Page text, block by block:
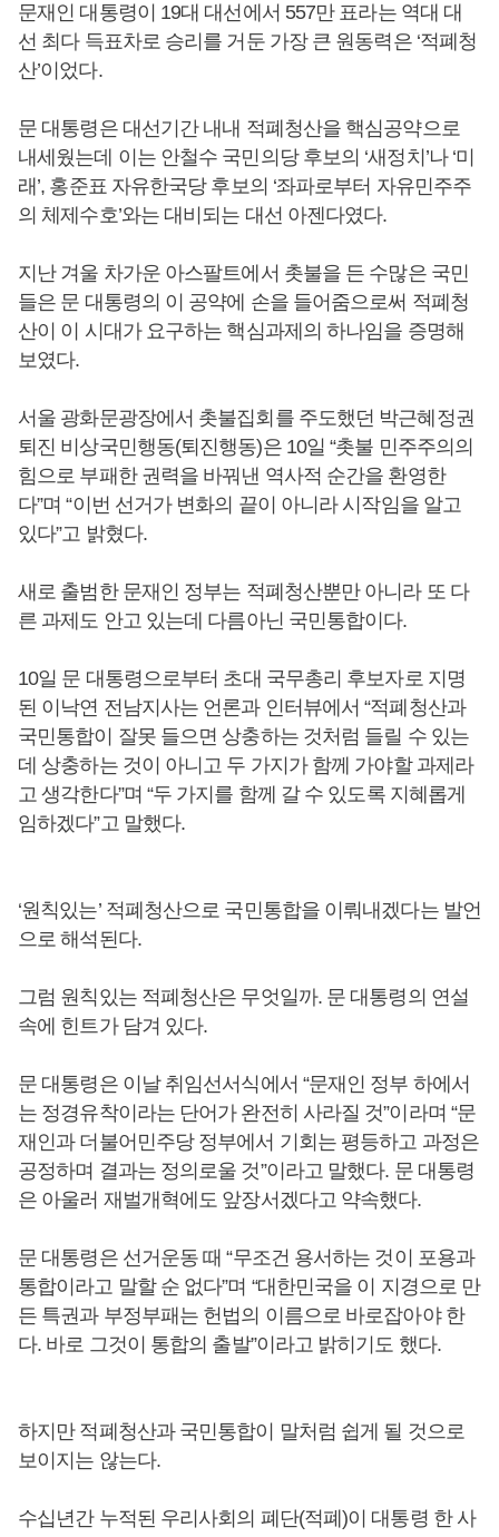
문재인 대통령이 19대 대선에서 557만 표라는 역대 대
선 최다 득표차로 승리를 거둔 가장 큰 원동력은 ‘적폐청
산’이었다.
문 대통령은 대선기간 내내 적폐청산을 핵심공약으로
내세웠는데 이는 안철수 국민의당 후보의 ‘새정치’나 ‘미
래’, 홍준표 자유한국당 후보의 ‘좌파로부터 자유민주주
의 체제수호’와는 대비되는 대선 아젠다였다.
지난 겨울 차가운 아스팔트에서 촛불을 든 수많은 국민
들은 문 대통령의 이 공약에 손을 들어줌으로써 적폐청
산이 이 시대가 요구하는 핵심과제의 하나임을 증명해
보였다.
서울 광화문광장에서 촛불집회를 주도했던 박근혜정권
퇴진 비상국민행동(퇴진행동)은 10일 “촛불 민주주의의
힘으로 부패한 권력을 바꿔낸 역사적 순간을 환영한
다”며 “이번 선거가 변화의 끝이 아니라 시작임을 알고
있다”고 밝혔다.
새로 출범한 문재인 정부는 적폐청산뿐만 아니라 또 다
른 과제도 안고 있는데 다름아닌 국민통합이다.
10일 문 대통령으로부터 초대 국무총리 후보자로 지명
된 이낙연 전남지사는 언론과 인터뷰에서 “적폐청산과
국민통합이 잘못 들으면 상충하는 것처럼 들릴 수 있는
데 상충하는 것이 아니고 두 가지가 함께 가야할 과제라
고 생각한다”며 “두 가지를 함께 갈 수 있도록 지혜롭게
임하겠다”고 말했다.
‘원칙있는’ 적폐청산으로 국민통합을 이뤄내겠다는 발언
으로 해석된다.
그럼 원칙있는 적폐청산은 무엇일까. 문 대통령의 연설
속에 힌트가 담겨 있다.
문 대통령은 이날 취임선서식에서 “문재인 정부 하에서
는 정경유착이라는 단어가 완전히 사라질 것”이라며 “문
재인과 더불어민주당 정부에서 기회는 평등하고 과정은
공정하며 결과는 정의로울 것”이라고 말했다. 문 대통령
은 아울러 재벌개혁에도 앞장서겠다고 약속했다.
문 대통령은 선거운동 때 “무조건 용서하는 것이 포용과
통합이라고 말할 순 없다”며 “대한민국을 이 지경으로 만
든 특권과 부정부패는 헌법의 이름으로 바로잡아야 한
다. 바로 그것이 통합의 출발”이라고 밝히기도 했다.
하지만 적폐청산과 국민통합이 말처럼 쉽게 될 것으로
보이지는 않는다.
수십년간 누적된 우리사회의 폐단(적폐)이 대통령 한 사